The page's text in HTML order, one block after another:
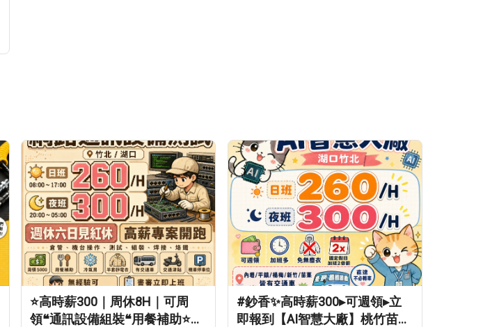
⭐高時薪300｜周休8H｜可周
領❝通訊設備組裝❝用餐補助⭐等
#鈔香✨高時薪300▸可週領▸立
即報到【AI智慧大廠】桃竹苗專